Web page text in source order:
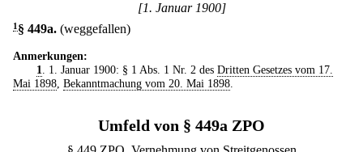
[1. Januar 1900]
1 § 449a. (weggefallen)
Anmerkungen:
1
. 1. Januar 1900: § 1 Abs. 1 Nr. 2 des Dritten Gesetzes vom 17.
Mai 1898 Bekanntmachung vom 20. Mai 1898
Umfeld von § 449a ZPO